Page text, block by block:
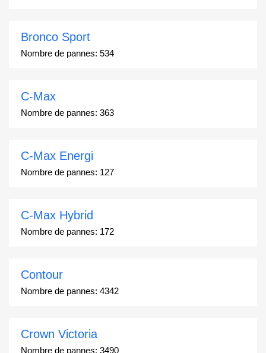
Bronco Sport
Nombre de pannes: 534
C-Max
Nombre de pannes: 363
C-Max Energi
Nombre de pannes: 127
C-Max Hybrid
Nombre de pannes: 172
Contour
Nombre de pannes: 4342
Crown Victoria
Nombre de pannes: 3490